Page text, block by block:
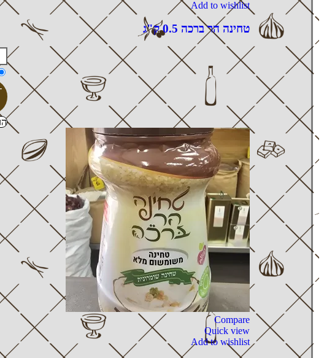
Add to wishlist
טחינה הר ברכה 0.5 ק"ג
Compare
Quick view
Add to wishlist